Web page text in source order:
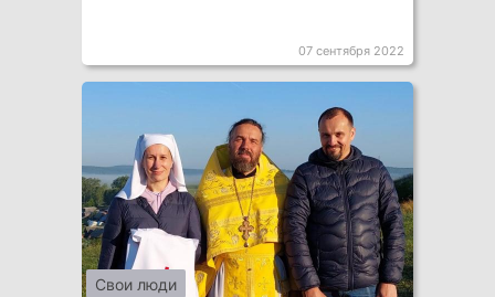
07 сентября 2022
Свои люди